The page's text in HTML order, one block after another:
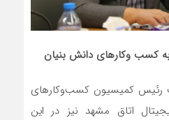
به کسب وکارهای دانش بنیان
رئیس کمیسیون کسب‌وکارهای
اتاق مشهد نیز در این